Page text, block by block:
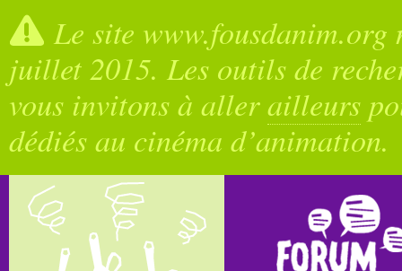
Le site
juillet 2015. Les outils de
vous invitons à allerailleurs
dédiés au cinéma d’animation.